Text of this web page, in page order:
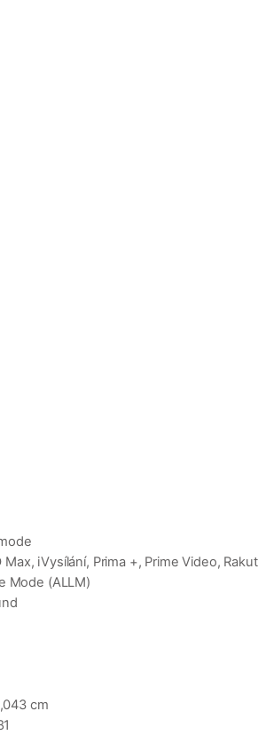
iVysílání, Prima +, Prime Video,
Mode (ALLM)
cm